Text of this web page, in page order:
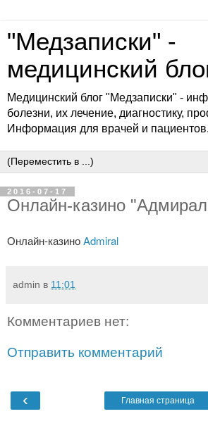
"Медзаписки" -
медицинский
Медицинский блог "Медзаписки" -
болезни, их лечение, диагностику,
Информация для врачей и пациентов.
2016-07-17
Онлайн-казино
Онлайн-казиноAdmiral
admin в 11:01
Комментариев нет:
Отправить комментарий
‹ Главная страница